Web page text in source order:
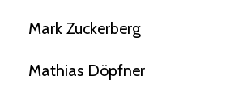
Mark Zuckerberg
Mathias Döpfner